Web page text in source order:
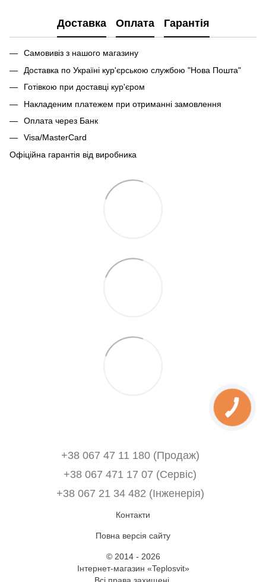
Доставка Оплата Гарантія
Самовивіз з нашого магазину
Доставка по Україні кур'єрською службою "Нова Пошта"
Готівкою при доставці кур'єром
Накладеним платежем при отриманні замовлення
Оплата через Банк
Visa/MasterCard
Офіційна гарантія від виробника
+38 067 47 11 180 (Продаж)
+38 067 471 17 07 (Сервіс)
‎+38 067 21 34 482 (Інженерія)
Контакти
Повна версія сайту
© 2014 - 2026
Інтернет-магазин «Teplosvit»
Всі права захищені.